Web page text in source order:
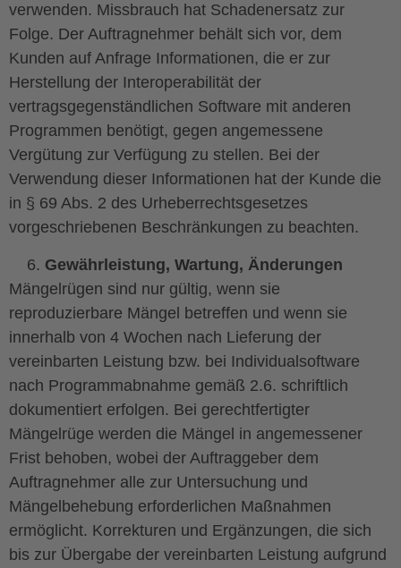
verwenden. Missbrauch hat Schadenersatz zur
Folge. Der Auftragnehmer behält sich vor, dem
Kunden auf Anfrage Informationen, die er zur
Herstellung der Interoperabilität der
vertragsgegenständlichen Software mit anderen
Programmen benötigt, gegen angemessene
Vergütung zur Verfügung zu stellen. Bei der
Verwendung dieser Informationen hat der Kunde die
in § 69 Abs. 2 des Urheberrechtsgesetzes
vorgeschriebenen Beschränkungen zu beachten.
Gewährleistung, Wartung, Änderungen
Mängelrügen sind nur gültig, wenn sie
reproduzierbare Mängel betreffen und wenn sie
innerhalb von 4 Wochen nach Lieferung der
vereinbarten Leistung bzw. bei Individualsoftware
nach Programmabnahme gemäß 2.6. schriftlich
dokumentiert erfolgen. Bei gerechtfertigter
Mängelrüge werden die Mängel in angemessener
Frist behoben, wobei der Auftraggeber dem
Auftragnehmer alle zur Untersuchung und
Mängelbehebung erforderlichen Maßnahmen
ermöglicht. Korrekturen und Ergänzungen, die sich
bis zur Übergabe der vereinbarten Leistung aufgrund